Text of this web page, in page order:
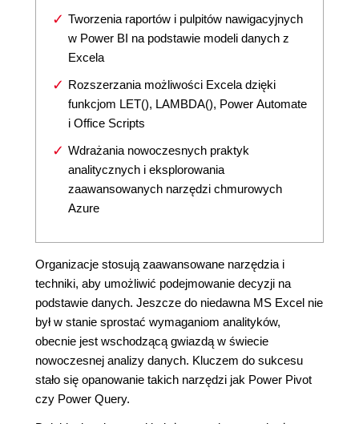
Tworzenia raportów i pulpitów nawigacyjnych
w Power BI na podstawie modeli danych z
Excela
Rozszerzania możliwości Excela dzięki
funkcjom LET(), LAMBDA(), Power Automate
i Office Scripts
Wdrażania nowoczesnych praktyk
analitycznych i eksplorowania
zaawansowanych narzędzi chmurowych
Azure
Organizacje stosują zaawansowane narzędzia i
techniki, aby umożliwić podejmowanie decyzji na
podstawie danych. Jeszcze do niedawna MS Excel nie
był w stanie sprostać wymaganiom analityków,
obecnie jest wschodzącą gwiazdą w świecie
nowoczesnej analizy danych. Kluczem do sukcesu
stało się opanowanie takich narzędzi jak Power Pivot
czy Power Query.